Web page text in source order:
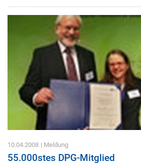
10.04.2008 | Meldung
55.000stes DPG-Mitglied